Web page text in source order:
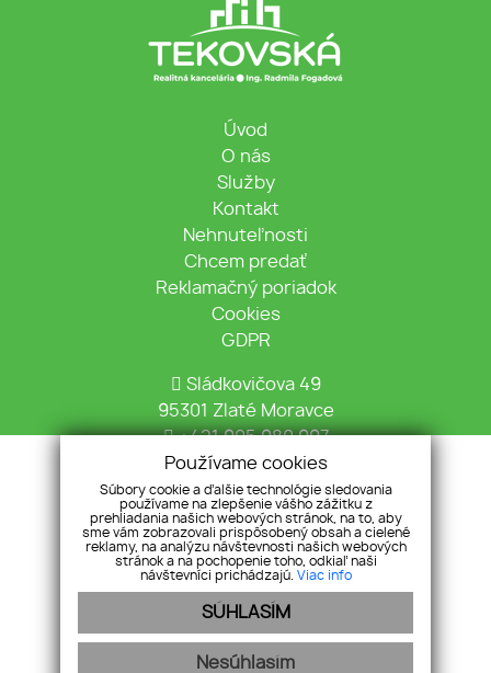
Úvod
O nás
Služby
Kontakt
Nehnuteľnosti
Chcem predať
Reklamačný poriadok
Cookies
GDPR
Sládkovičova 49
95301 Zlaté Moravce
+421 905 980 997
info@tekovska.sk
Pridajte si nás
Používame cookies
Súbory cookie a ďalšie technológie sledovania
používame na zlepšenie vášho zážitku z
prehliadania našich webových stránok, na to, aby
sme vám zobrazovali prispôsobený obsah a cielené
reklamy, na analýzu návštevnosti našich webových
stránok a na pochopenie toho, odkiaľ naši
návštevníci prichádzajú. Viac info
SÚHLASÍM
Nesúhlasím